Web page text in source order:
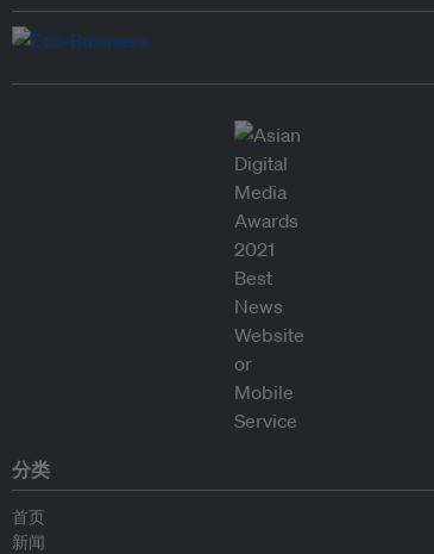
分类
首页
新闻